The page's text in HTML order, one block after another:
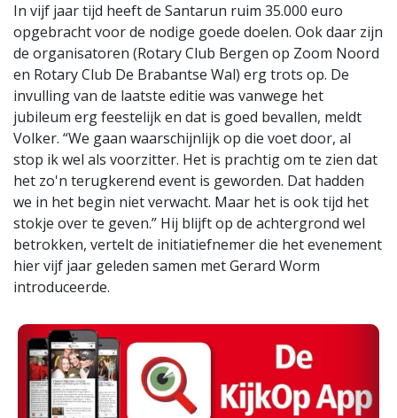
In vijf jaar tijd heeft de Santarun ruim 35.000 euro
opgebracht voor de nodige goede doelen. Ook daar zijn
de organisatoren (Rotary Club Bergen op Zoom Noord
en Rotary Club De Brabantse Wal) erg trots op. De
invulling van de laatste editie was vanwege het
jubileum erg feestelijk en dat is goed bevallen, meldt
Volker. “We gaan waarschijnlijk op die voet door, al
stop ik wel als voorzitter. Het is prachtig om te zien dat
het zo'n terugkerend event is geworden. Dat hadden
we in het begin niet verwacht. Maar het is ook tijd het
stokje over te geven.” Hij blijft op de achtergrond wel
betrokken, vertelt de initiatiefnemer die het evenement
hier vijf jaar geleden samen met Gerard Worm
introduceerde.